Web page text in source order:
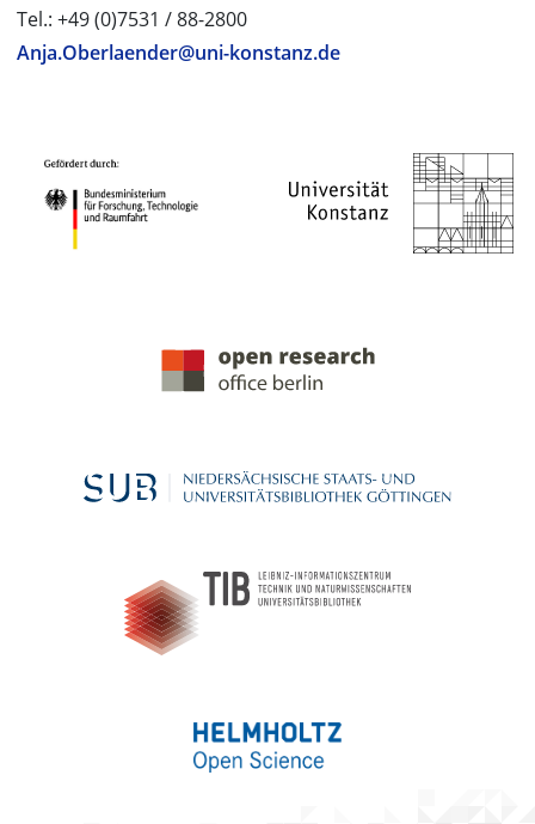
Tel.: +49 (0)7531 / 88-2800
Anja.Oberlaender@uni-konstanz.de